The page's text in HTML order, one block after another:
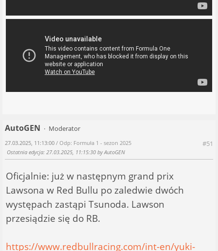
AutoGEN
Moderator
#51
27.03.2025, 11:13:00 / Odp: Formuła 1 - sezon 2025
Ostatnia edycja: 27.03.2025, 11:15:30 by AutoGEN
Oficjalnie: już w następnym grand prix
Lawsona w Red Bullu po zaledwie dwóch
występach zastąpi Tsunoda. Lawson
przesiądzie się do RB.
https://www.redbullracing.com/int-en/yuki-